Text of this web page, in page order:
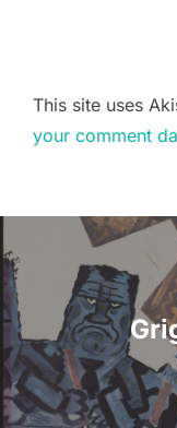
This site uses
your comment
navigation